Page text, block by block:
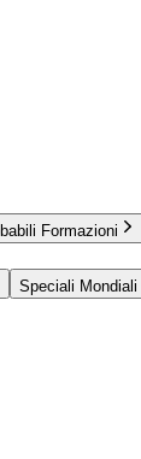
Formazioni
Speciali Mondiali